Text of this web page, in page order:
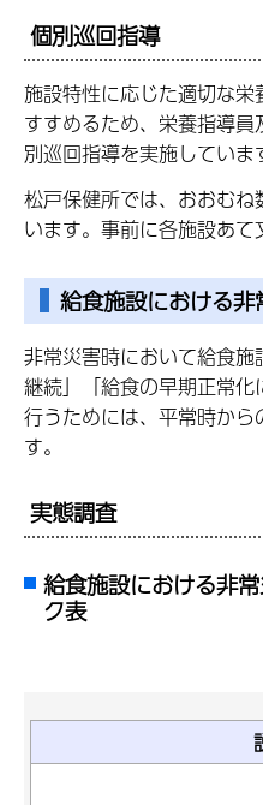
個別巡回指導
施設特性に応じた適切な
すすめるため、栄養指導
別巡回指導を実施していま
松戸保健所では、おおむ
います。事前に各施設あて
給食施設における
非常災害時において給食
継続」「給食の早期正常
行うためには、平常時か
す。
実態調査
給食施設における非
ク表